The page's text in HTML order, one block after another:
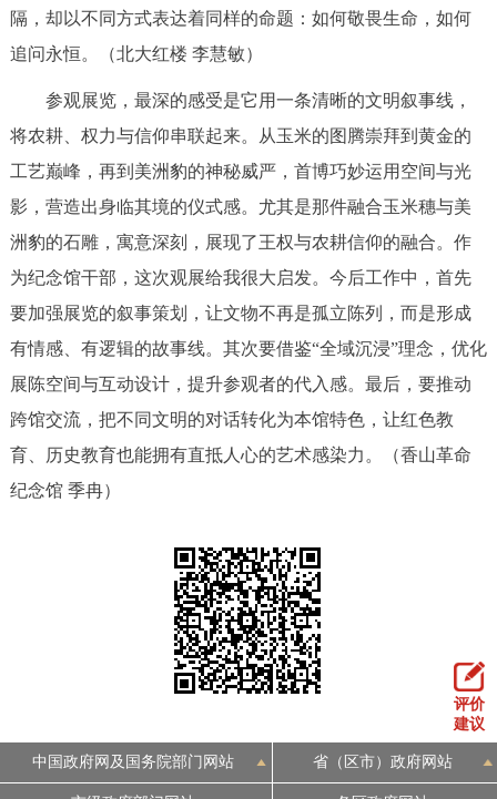
隔，却以不同方式表达着同样的命题：如何敬畏生命，如何
追问永恒。（北大红楼 李慧敏）
参观展览，最深的感受是它用一条清晰的文明叙事线，
将农耕、权力与信仰串联起来。从玉米的图腾崇拜到黄金的
工艺巅峰，再到美洲豹的神秘威严，首博巧妙运用空间与光
影，营造出身临其境的仪式感。尤其是那件融合玉米穗与美
洲豹的石雕，寓意深刻，展现了王权与农耕信仰的融合。作
为纪念馆干部，这次观展给我很大启发。今后工作中，首先
要加强展览的叙事策划，让文物不再是孤立陈列，而是形成
有情感、有逻辑的故事线。其次要借鉴“全域沉浸”理念，优化
展陈空间与互动设计，提升参观者的代入感。最后，要推动
跨馆交流，把不同文明的对话转化为本馆特色，让红色教
育、历史教育也能拥有直抵人心的艺术感染力。（香山革命
纪念馆 季冉）
评价
建议
中国政府网及国务院部门网站 省（区市）政府网站